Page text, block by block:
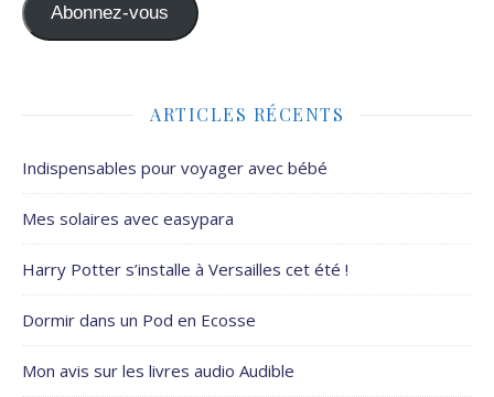
Abonnez-vous
ARTICLES RÉCENTS
Indispensables pour voyager avec bébé
Mes solaires avec easypara
Harry Potter s’installe à Versailles cet été !
Dormir dans un Pod en Ecosse
Mon avis sur les livres audio Audible